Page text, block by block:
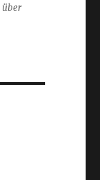
über